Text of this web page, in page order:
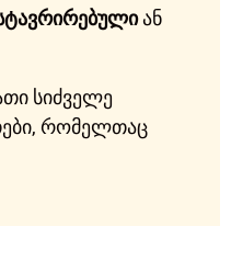
ან
სიძველე
რომელთაც